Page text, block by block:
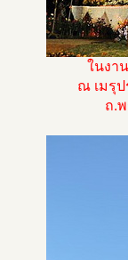
ในงา
ณ เมรุ
ถ.